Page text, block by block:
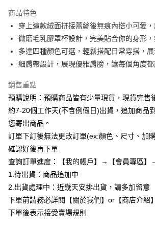
Apple Pay
街口支付
悠遊付
Google Pay
全支付
【關於「AFTEE先享後付」】
AFTEE先享後付是「在收到商品之後才付款」的支付
便利好安心！
１．簡單：不需註冊會員、不需綁卡、不需儲值。
２．便利：只要手機號碼，簡訊認證，即可結帳。
３．安心：先確認商品／服務後，再付款。
１．於結帳方式選擇「AFTEE先享後付」後，將跳轉
ATM付款
運送方式
全家付款取貨
每筆NT$85，滿NT$799(含以上)免運費
商品特色
穿上這款絨面拼接蕾絲後無痕內搭小可愛，
微磨毛乳膠罩杯設計，完美貼合你的身形，
多達四種顏色可選，輕鬆搭配日常穿搭，展
細肩帶設計，展現優雅肩膀，讓每個角度都
銷售重點
預購說明：預購商品皆有少量現貨，現貨完售
約7-20個工作天(不含例假日)出貨，追加商品
您寄出商品。
訂單下訂後無法更改訂單(ex:顏色、尺寸、加
確認好後再下單
查詢訂單進度：【我的帳戶】→【會員專區】
1.待出貨：商品追加中
2.出貨處理中：近幾天安排出貨，請多加留意
下單前請務必詳閱【關於我們】or【商店介紹
下單後表示接受賣場規則